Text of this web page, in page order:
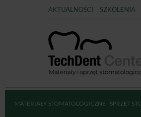
AKTUALNOŚCI SZKOLENIA
MATERIAŁY STOMATOLOGICZNE SPRZĘT